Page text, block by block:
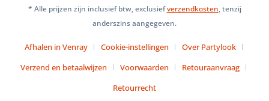
* Alle prijzen zijn inclusief btw, exclusiefverzendkosten, tenzij
anderszins aangegeven.
Afhalen in Venray Cookie-instellingen
Over Partylook
Verzend en betaalwijzen
Voorwaarden
Retouraanvraag
Retourrecht